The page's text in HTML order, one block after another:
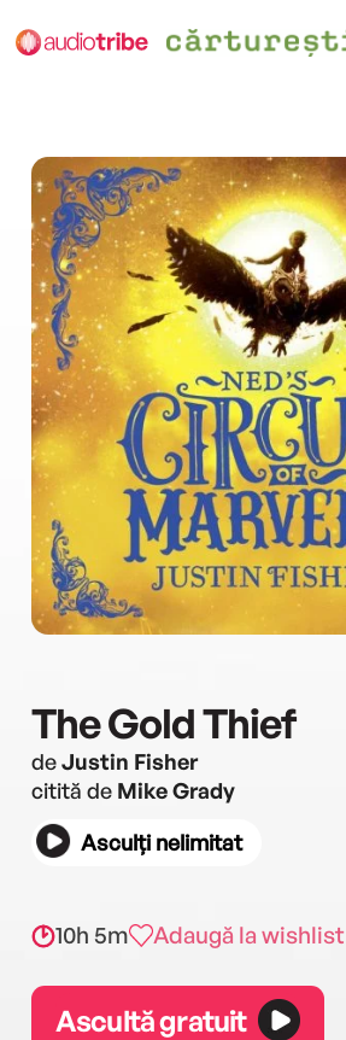
The Gold Thief
deJustin Fisher
citită de Mike Grady
Asculți nelimitat
10h 5m Adaugă la wishlist
Ascultă gratuit